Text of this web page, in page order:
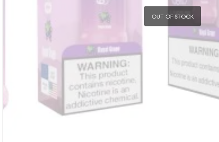
OUT OF STOCK